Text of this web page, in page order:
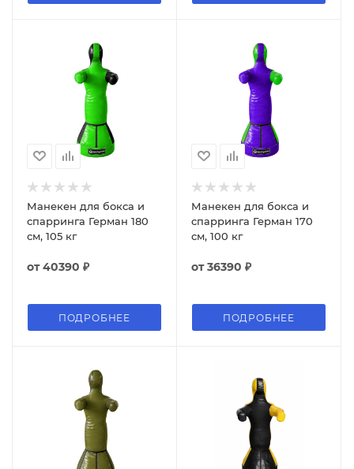
Манекен для бокса и
спарринга Герман 180
см, 105 кг
от40390 ₽
ПОДРОБНЕЕ
Манекен для бокса и
спарринга Герман 170
см, 100 кг
от36390 ₽
ПОДРОБНЕЕ